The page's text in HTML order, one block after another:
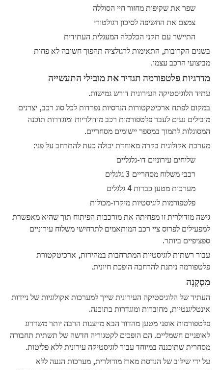
שפר את שקיפות מחזור חיי הסוללה
צמצם את החשיפה לסיכון רגולטורי
התיישר עם תקני הכלכלה המעגלית העתידית
בשנים הקרובות, התאימות לרגולציה תהפוך חשובה לא פחות
מביצועי הרכב עצמו.
מדרגיות פלטפורמה תגדיר את מובילי התעשייה
עתיד הלוגיסטיקה העירונית דורש גמישות.
במקום לפתח ארכיטקטורות הנדסיות נפרדות לכל סוג רכב, יצרנים
מובילים נעים לעבר פלטפורמות רכב מודולריות ומוגדרות תוכנה
המסוגלות לתמוך במספר יישומים מסחריים.
מערכת אקולוגית בקרה מאוחדת יכולה כעת להתרחב על פני:
שליחים עירוניים דו-גלגליים
רכבי משלוח מסחריים 3 גלגלים
מערכות מטען כבדות 4 גלגלים
פלטפורמות לוגיסטיות מיקרו-מכולות
גישה מודולרית זו מפחיתה את מורכבות הפיתוח תוך שהיא מאפשרת
למפעילים לפרוס ציי רכב המותאמים לתרחישי משלוח עירוניים
ספציפיים ביותר.
עבור רשתות לוגיסטיות המתרחבות במהירות, ארכיטקטורת
פלטפורמה ניתנת להרחבה הופכת חיונית.
מַסְקָנָה
העתיד של הלוגיסטיקה העירונית שייך למערכות אקולוגיות של ניידות
אינטליגנטיות, מחוברות ומוגדרות בתוכנה.
פלטפורמות אופני מטען מהדור הבא מייצגות הרבה יותר משדרוג
לאופניים חשמליים. הם הופכים לקטגוריה חדשה של תשתית תחבורה
מסחרית שתוכננה במיוחד עבור לוגיסטיקה עירונית ללא פליטות.
על ידי שילוב של הנדסת מארז מודולרית, מערכות הנעה ללא